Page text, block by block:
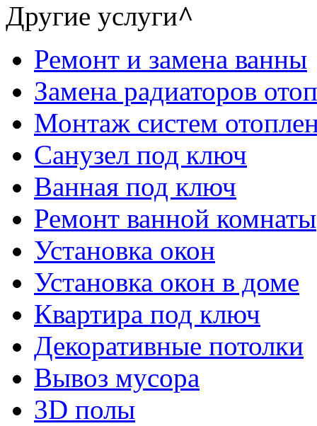
Другие услуги^
Ремонт и замена ванны
Замена радиаторов
Монтаж систем
Санузел под ключ
Ванная под ключ
Ремонт ванной комнаты
Установка окон
Установка окон в доме
Квартира под ключ
Декоративные потолки
Вывоз мусора
3D полы